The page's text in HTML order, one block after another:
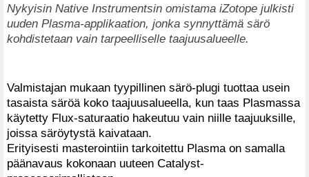
Nykyisin Native Instrumentsin omistama iZotope julkisti
uuden Plasma-applikaation, jonka synnyttämä särö
kohdistetaan vain tarpeelliselle taajuusalueelle.
Valmistajan mukaan tyypillinen särö-plugi tuottaa usein
tasaista säröä koko taajuusalueella, kun taas Plasmassa
käytetty Flux-saturaatio hakeutuu vain niille taajuuksille,
joissa säröytystä kaivataan.
Erityisesti masterointiin tarkoitettu Plasma on samalla
päänavaus kokonaan uuteen Catalyst-